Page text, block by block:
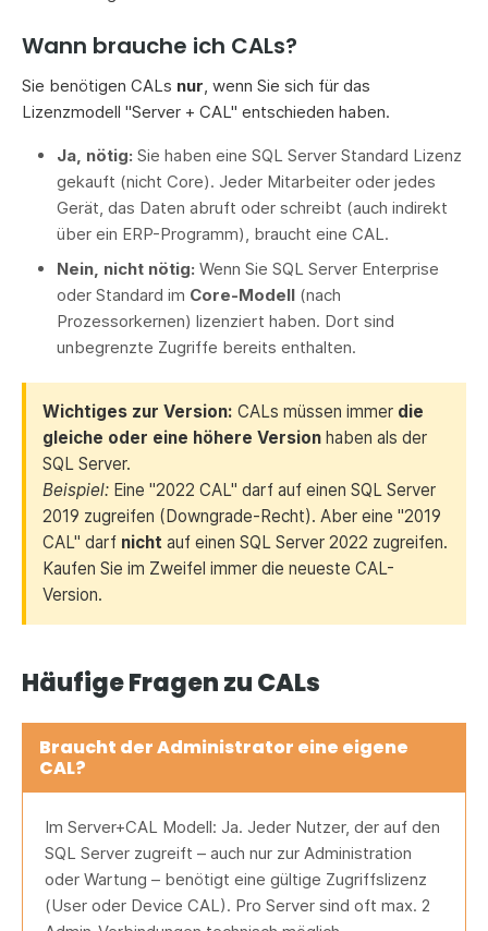
Wann brauche ich CALs?
Sie benötigen CALs nur , wenn Sie sich für das
Lizenzmodell "Server + CAL" entschieden haben.
Ja, nötig: Sie haben eine SQL Server Standard Lizenz
gekauft (nicht Core). Jeder Mitarbeiter oder jedes
Gerät, das Daten abruft oder schreibt (auch indirekt
über ein ERP-Programm), braucht eine CAL.
Nein, nicht nötig: Wenn Sie SQL Server Enterprise
oder Standard im Core-Modell (nach
Prozessorkernen) lizenziert haben. Dort sind
unbegrenzte Zugriffe bereits enthalten.
Wichtiges zur Version: CALs müssen immer die
gleiche oder eine höhere Version haben als der
SQL Server.
Beispiel: Eine "2022 CAL" darf auf einen SQL Server
2019 zugreifen (Downgrade-Recht). Aber eine "2019
CAL" darf nicht auf einen SQL Server 2022 zugreifen.
Kaufen Sie im Zweifel immer die neueste CAL-
Version.
Häufige Fragen zu CALs
Braucht der Administrator eine eigene
CAL?
Im Server+CAL Modell: Ja. Jeder Nutzer, der auf den
SQL Server zugreift – auch nur zur Administration
oder Wartung – benötigt eine gültige Zugriffslizenz
(User oder Device CAL). Pro Server sind oft max. 2